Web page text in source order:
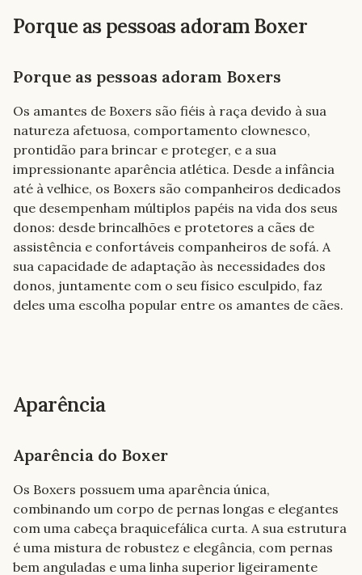
Porque as pessoas adoram Boxer
Porque as pessoas adoram Boxers
Os amantes de Boxers são fiéis à raça devido à sua
natureza afetuosa, comportamento clownesco,
prontidão para brincar e proteger, e a sua
impressionante aparência atlética. Desde a infância
até à velhice, os Boxers são companheiros dedicados
que desempenham múltiplos papéis na vida dos seus
donos: desde brincalhões e protetores a cães de
assistência e confortáveis companheiros de sofá. A
sua capacidade de adaptação às necessidades dos
donos, juntamente com o seu físico esculpido, faz
deles uma escolha popular entre os amantes de cães.
Aparência
Aparência do Boxer
Os Boxers possuem uma aparência única,
combinando um corpo de pernas longas e elegantes
com uma cabeça braquicefálica curta. A sua estrutura
é uma mistura de robustez e elegância, com pernas
bem anguladas e uma linha superior ligeiramente